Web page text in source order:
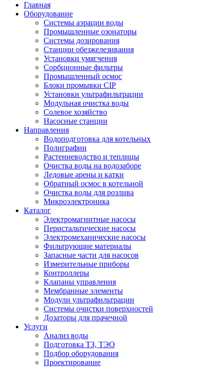
Главная
Оборудование
Системы аэрации воды
Промышленные озонаторы
Системы дозирования
Станции обезжелезивания
Установки умягчения
Сорбционные фильтры
Промышленный осмос
Блоки промывки CIP
Установки ультрафильтрации
Модульная очистка воды
Солевое хозяйство
Насосные станции
Направления
Водоподготовка для котельных
Полиграфии
Растениеводство и теплицы
Очистка воды на водозаборе
Ледовые арены и катки
Обратный осмос в котельной
Очистка воды для розлива
Микроэлектроника
Каталог
Электромагнитные насосы
Перистальтические насосы
Электромеханические насосы
Фильтрующие материалы
Запасные части для насосов
Измерительные приборы
Контроллеры
Клапаны управления
Мембранные элементы
Модули ультрафильтрации
Системы очистки поверхностей
Дозаторы для прачечной
Услуги
Анализ воды
Подготовка ТЗ, ТЭО
Подбор оборудования
Проектирование